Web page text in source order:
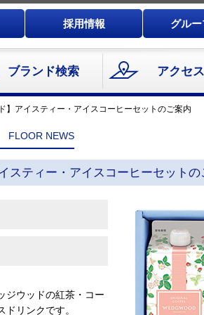
採用情報 グル
ブランド検索 アクセス
】アイスティー・アイスコーヒーセットのご案内
FLOOR NEWS
スティー・アイスコーヒーセットの
ジウッドの紅茶・コー
リンクです。